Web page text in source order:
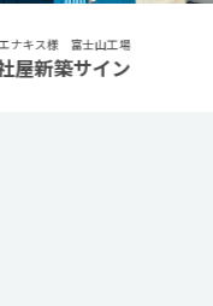
ス様 富士山工場
新築サイン